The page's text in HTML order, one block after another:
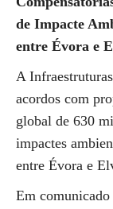
de Impacte
entre Évora e
A
acordos com
global de 630
impactes
entre Évora e
Em